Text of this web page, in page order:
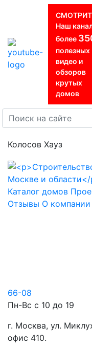
Наш
более
полезных
видео и
обзоров
крутых
домов
Колосов Хауз
Каталог домов
Отзывы О компании
66-08
Пн-Вс с 10 до 19
г. Москва, ул.
офис 410.